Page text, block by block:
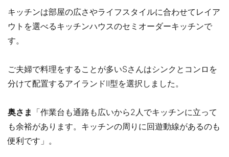
キッチンは部屋の広さやライフスタイルに合わせてレイア
ウトを選べるキッチンハウスのセミオーダーキッチンで
す。
ご夫婦で料理をすることが多いSさんはシンクとコンロを
分けて配置するアイランドⅡ型を選択しました。
奥さま 「作業台も通路も広いから2人でキッチンに立って
も余裕があります。キッチンの周りに回遊動線があるのも
便利です」。